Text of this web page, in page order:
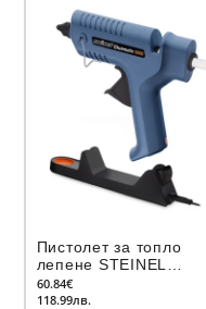
Пистолет за топло
лепене STEINEL
TOOLS DIY Gluematic
5000
60.84€
118.99лв.